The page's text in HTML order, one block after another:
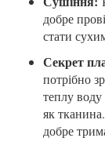
добре
стати
Секрет
потрібно
теплу
як
добре